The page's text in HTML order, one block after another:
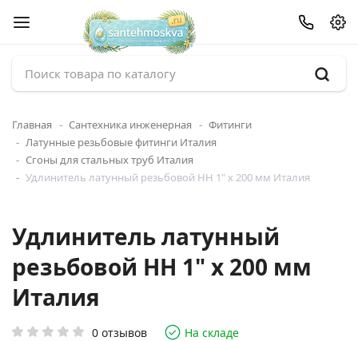
Главная Сантехника инженерная
Фитинги
Латунные резьбовые фитинги Италия
Сгоны для стальных труб Италия
Удлинитель латунный резьбовой НН 1" x 200 мм Италия
Удлинитель латунный
резьбовой НН 1" x 200 мм
Италия
0 отзывов На складе